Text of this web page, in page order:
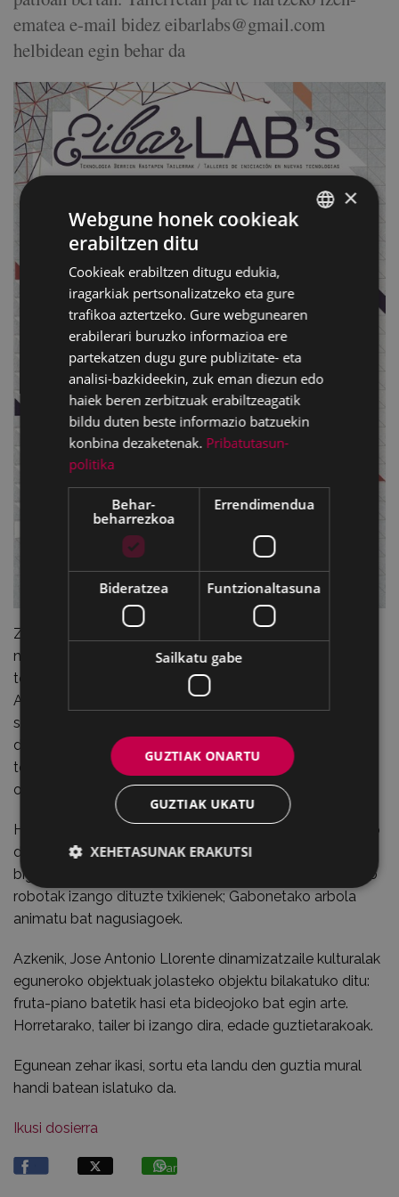
ematea e-mail bidez eibarlabs@gmail.com
helbidean egin behar da
Zortzi tailer izango dira goizean zehar, eta helburu
nagusia, tailer praktiko eta jostagarri horiei esker, jendea
teknologia berrietara gerturatzean datza. Aurrenak,
Arquimaña taldeak, tailer bitan, mundu txiki elurtu bat
sartu nahi du kristalezko bola batean fabrikazio
digitaleko erremintekin. Paola Quimerans artistak
teknologia berrietara hurbildu nahi du ehungintza eta
oinarrizko elektronika ikasi hurrengo tailer bietan.
Hirugarrena, Mar Delgado izango da. Tailer bi antolatuko
ditu, bata 5 urtetik 10 urte bitarteko umeendako, eta
bigarrena 11tik 16 urte bitarteko gazteentzat. Paperezko
robotak izango dituzte txikienek; Gabonetako arbola
animatu bat nagusiagoek.
Azkenik, Jose Antonio Llorente dinamizatzaile kulturalak
eguneroko objektuak jolasteko objektu bilakatuko ditu:
fruta-piano batetik hasi eta bideojoko bat egin arte.
Horretarako, tailer bi izango dira, edade guztietarakoak.
Egunean zehar ikasi, sortu eta landu den guztia mural
handi batean islatuko da.
Ikusi dosierra
Partekatu
×
Webgune honek cookieak
erabiltzen ditu
Cookieak erabiltzen ditugu edukia,
iragarkiak pertsonalizatzeko eta gure
trafikoa aztertzeko. Gure webgunearen
erabilerari buruzko informazioa ere
partekatzen dugu gure publizitate- eta
analisi-bazkideekin, zuk eman diezun edo
haiek beren zerbitzuak erabiltzeagatik
bildu duten beste informazio batzuekin
konbina dezaketenak. Pribatutasun-
politika
Behar-
beharrezkoa
Errendimendua
Bideratzea Funtzionaltasuna
Sailkatu gabe
GUZTIAK ONARTU
GUZTIAK UKATU
XEHETASUNAK ERAKUTSI